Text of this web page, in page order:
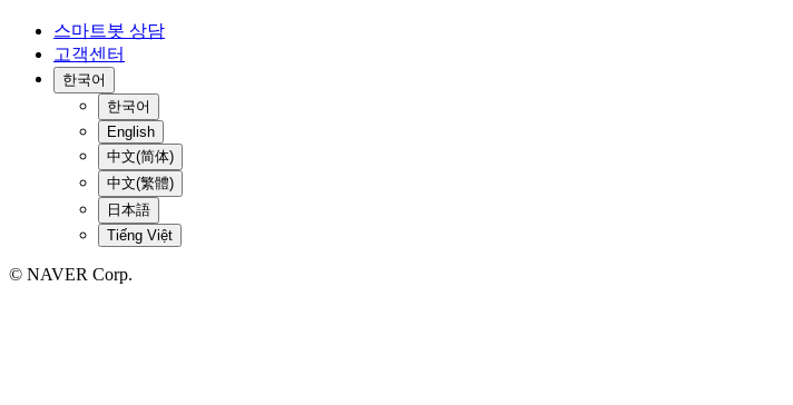
스마트봇 상담
고객센터
한국어
한국어
English
中文(简体)
中文(繁體)
日本語
Tiếng Việt
© NAVER Corp.